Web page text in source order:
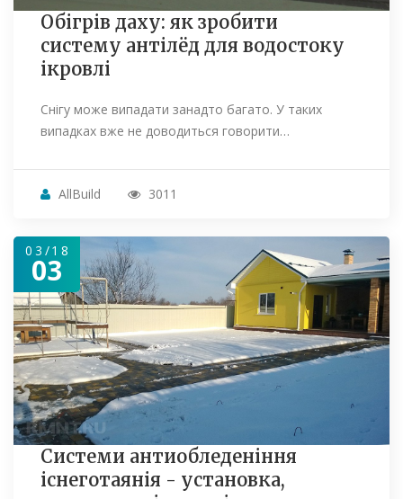
Обігрів даху: як зробити
систему антілёд для водостоку
ікровлі
Снігу може випадати занадто багато. У таких
випадках вже не доводиться говорити…
AllBuild 3011
03/18
03
Системи антиобледеніння
існеготаянія - установка,